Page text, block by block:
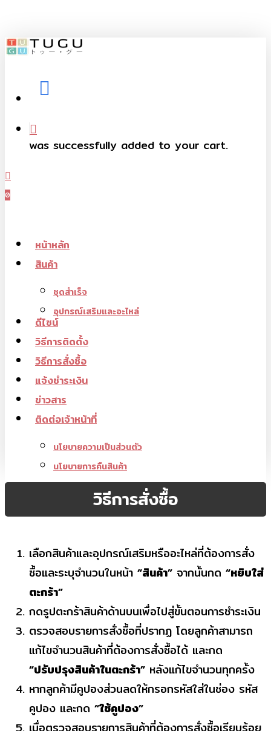
main
was successfully added to your cart.
Menu
0
หน้าหลัก
สินค้า
ชุดสำเร็จ
อุปกรณ์เสริมและอะไหล่
ดีไซน์
วิธีการติดตั้ง
วิธีการสั่งซื้อ
แจ้งชำระเงิน
ข่าวสาร
ติดต่อเจ้าหน้าที่
นโยบายความเป็นส่วนตัว
นโยบายการคืนสินค้า
วิธีการสั่งซื้อ
เลือกสินค้าและอุปกรณ์เสริมหรืออะไหล่ที่ต้องการสั่ง
ซื้อและระบุจำนวนในหน้า “สินค้า” จากนั้นกด “หยิบใส่
ตะกร้า”
กดรูปตะกร้าสินค้าด้านบนเพื่อไปสู่ขั้นตอนการชำระเงิน
ตรวจสอบรายการสั่งซื้อที่ปรากฏ โดยลูกค้าสามารถ
แก้ไขจำนวนสินค้าที่ต้องการสั่งซื้อได้ และกด
“ปรับปรุงสินค้าในตะกร้า” หลังแก้ไขจำนวนทุกครั้ง
หากลูกค้ามีคูปองส่วนลดให้กรอกรหัสใส่ในช่อง รหัส
คูปอง และกด “ใช้คูปอง”
เมื่อตรวจสอบรายการสินค้าที่ต้องการสั่งซื้อเรียบร้อย